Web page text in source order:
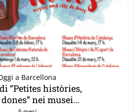
a Barcellona
“Petites històries,
nei musei...